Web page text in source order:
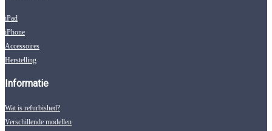
iPad
iPhone
Accessoires
Herstelling
Informatie
Wat is refurbished?
Verschillende modellen